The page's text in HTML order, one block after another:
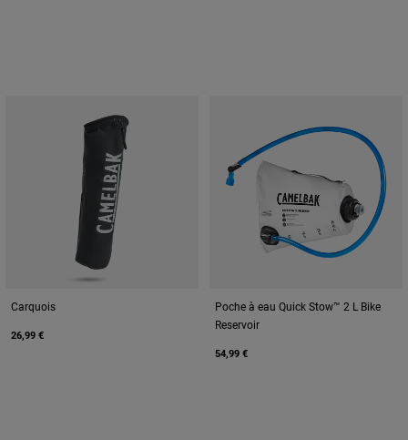
Carquois
26,99 €
Poche à eau Quick Stow™ 2 L Bike
Reservoir
54,99 €